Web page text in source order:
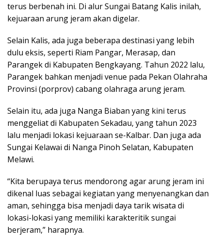
terus berbenah ini. Di alur Sungai Batang Kalis inilah,
kejuaraan arung jeram akan digelar.
Selain Kalis, ada juga beberapa destinasi yang lebih
dulu eksis, seperti Riam Pangar, Merasap, dan
Parangek di Kabupaten Bengkayang. Tahun 2022 lalu,
Parangek bahkan menjadi venue pada Pekan Olahraha
Provinsi (porprov) cabang olahraga arung jeram.
Selain itu, ada juga Nanga Biaban yang kini terus
menggeliat di Kabupaten Sekadau, yang tahun 2023
lalu menjadi lokasi kejuaraan se-Kalbar. Dan juga ada
Sungai Kelawai di Nanga Pinoh Selatan, Kabupaten
Melawi.
“Kita berupaya terus mendorong agar arung jeram ini
dikenal luas sebagai kegiatan yang menyenangkan dan
aman, sehingga bisa menjadi daya tarik wisata di
lokasi-lokasi yang memiliki karakteritik sungai
berjeram,” harapnya.